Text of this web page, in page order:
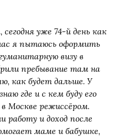
уже 74-й день как
я пытаюсь оформить
визу в
пребывание там на
как будет дальше. У
где и с кем буду его
Москве режиссёром.
и доход после
маме и бабушке,